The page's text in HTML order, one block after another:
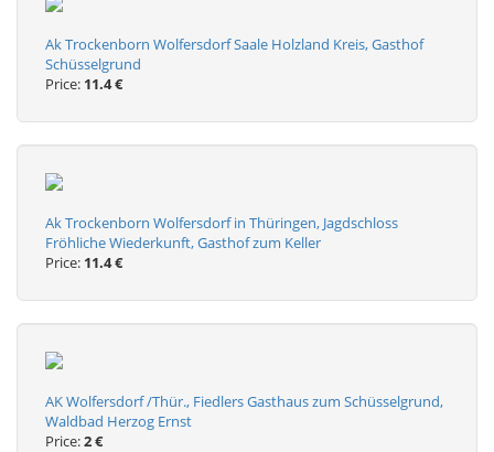
Ak Trockenborn Wolfersdorf Saale Holzland Kreis, Gasthof
Schüsselgrund
Price: 11.4 €
Ak Trockenborn Wolfersdorf in Thüringen, Jagdschloss
Fröhliche Wiederkunft, Gasthof zum Keller
Price: 11.4 €
AK Wolfersdorf /Thür., Fiedlers Gasthaus zum Schüsselgrund,
Waldbad Herzog Ernst
Price:2 €